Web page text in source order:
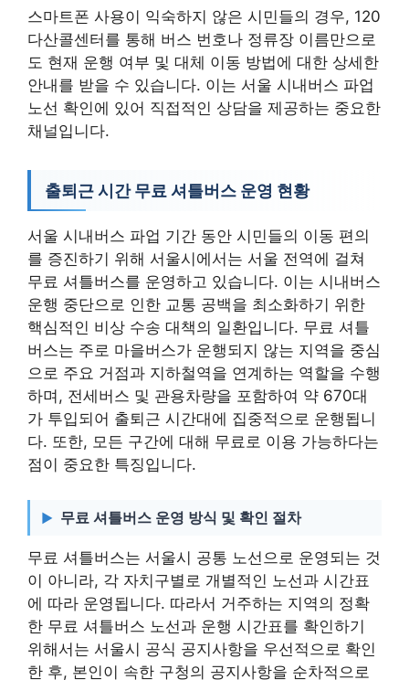
스마트폰 사용이 익숙하지 않은 시민들의 경우, 120
다산콜센터를 통해 버스 번호나 정류장 이름만으로
도 현재 운행 여부 및 대체 이동 방법에 대한 상세한
안내를 받을 수 있습니다. 이는 서울 시내버스 파업
노선 확인에 있어 직접적인 상담을 제공하는 중요한
채널입니다.
출퇴근 시간 무료 셔틀버스 운영 현황
서울 시내버스 파업 기간 동안 시민들의 이동 편의
를 증진하기 위해 서울시에서는 서울 전역에 걸쳐
무료 셔틀버스를 운영하고 있습니다. 이는 시내버스
운행 중단으로 인한 교통 공백을 최소화하기 위한
핵심적인 비상 수송 대책의 일환입니다. 무료 셔틀
버스는 주로 마을버스가 운행되지 않는 지역을 중심
으로 주요 거점과 지하철역을 연계하는 역할을 수행
하며, 전세버스 및 관용차량을 포함하여 약 670대
가 투입되어 출퇴근 시간대에 집중적으로 운행됩니
다. 또한, 모든 구간에 대해 무료로 이용 가능하다는
점이 중요한 특징입니다.
무료 셔틀버스 운영 방식 및 확인 절차
무료 셔틀버스는 서울시 공통 노선으로 운영되는 것
이 아니라, 각 자치구별로 개별적인 노선과 시간표
에 따라 운영됩니다. 따라서 거주하는 지역의 정확
한 무료 셔틀버스 노선과 운행 시간표를 확인하기
위해서는 서울시 공식 공지사항을 우선적으로 확인
한 후, 본인이 속한 구청의 공지사항을 순차적으로